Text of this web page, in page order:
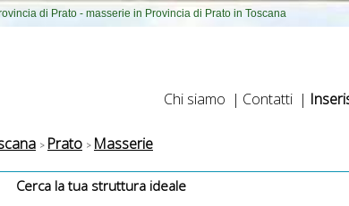
di Prato - masserie in Provincia di Prato in Toscana
Chi siamo | Contatti |
Prato Masserie
Cerca la tua struttura ideale